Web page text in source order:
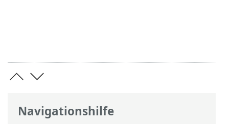
Navigationshilfe